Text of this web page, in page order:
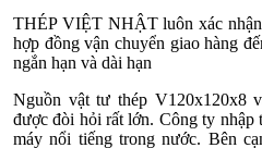
THÉP VIỆT NHẬT luôn xác
hợp đồng vận chuyển giao hàng
ngắn hạn và dài hạn
Nguồn vật tư thép V120x120x8
được đòi hỏi rất lớn. Công ty nhập
máy nổi tiếng trong nước. Bên